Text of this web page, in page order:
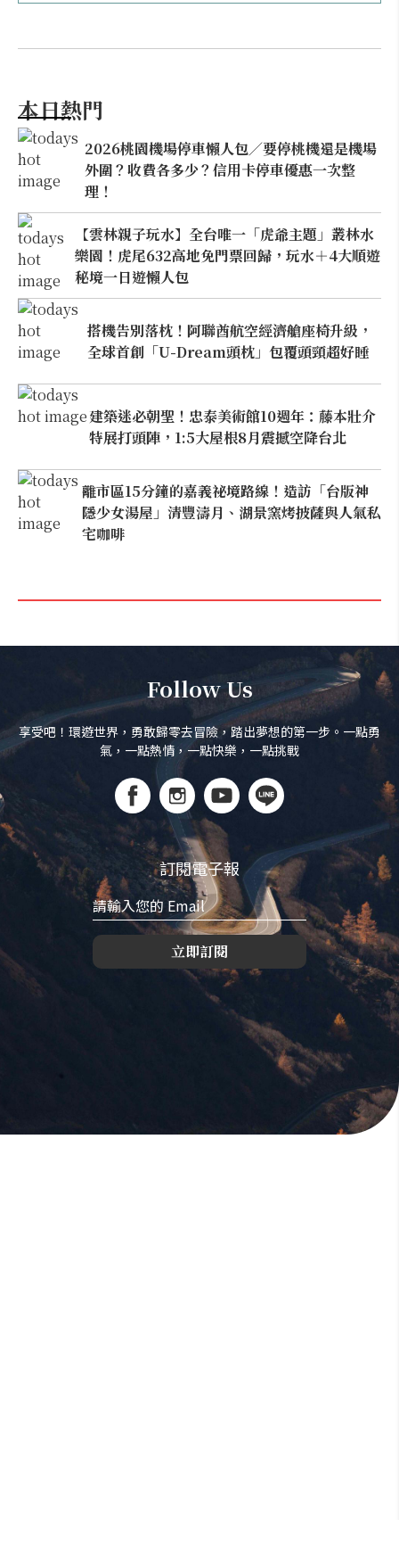
本日熱門
2026桃園機場停車懶人包／要停桃機還是機場
外圍？收費各多少？信用卡停車優惠一次整
理！
【雲林親子玩水】全台唯一「虎爺主題」叢林水
樂園！虎尾632高地免門票回歸，玩水＋4大順遊
秘境一日遊懶人包
搭機告別落枕！阿聯酋航空經濟艙座椅升級，
全球首創「U-Dream頭枕」包覆頭頸超好睡
建築迷必朝聖！忠泰美術館10週年：藤本壯介
特展打頭陣，1:5大屋根8月震撼空降台北
離市區15分鐘的嘉義祕境路線！造訪「台版神
隱少女湯屋」清豐濤月、湖景窯烤披薩與人氣私
宅咖啡
Follow Us
享受吧！環遊世界，勇敢歸零去冒險，踏出夢想的第一步。一點勇
氣，一點熱情，一點快樂，一點挑戰
訂閱電子報
立即訂閱